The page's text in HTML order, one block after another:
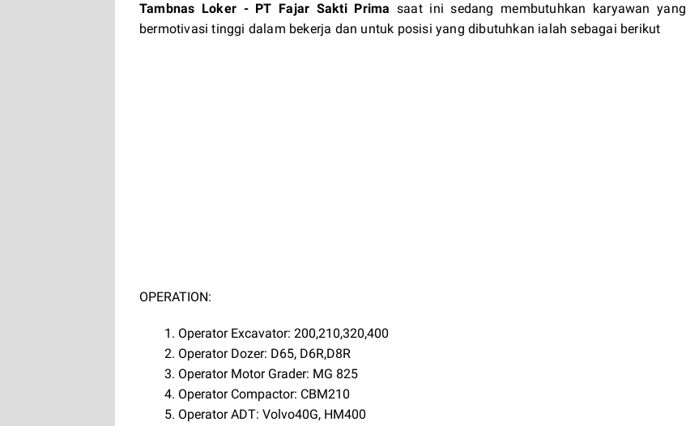
Tambnas Loker - PT Fajar Sakti Prima saat ini sedang membutuhkan karyawan yang
bermotivasi tinggi dalam bekerja dan untuk posisi yang dibutuhkan ialah sebagai berikut
OPERATION:
Operator Excavator: 200,210,320,400
Operator Dozer: D65, D6R,D8R
Operator Motor Grader: MG 825
Operator Compactor: CBM210
Operator ADT: Volvo40G, HM400